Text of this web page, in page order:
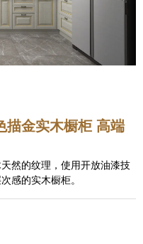
描金实木橱柜 高端
然的纹理，使用开放油漆技
感的实木橱柜。